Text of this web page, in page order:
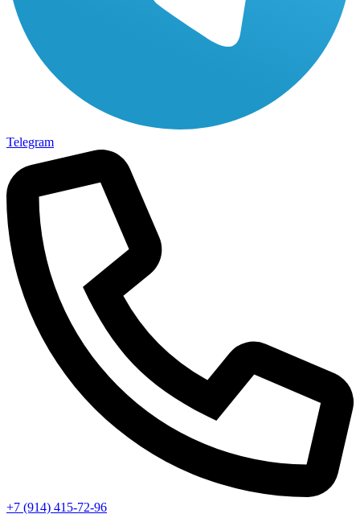
Telegram
+7 (914) 415-72-96